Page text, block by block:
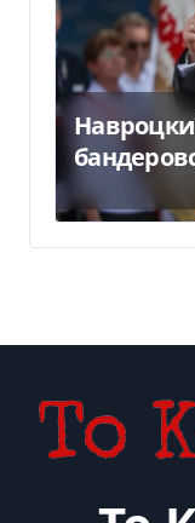
место в